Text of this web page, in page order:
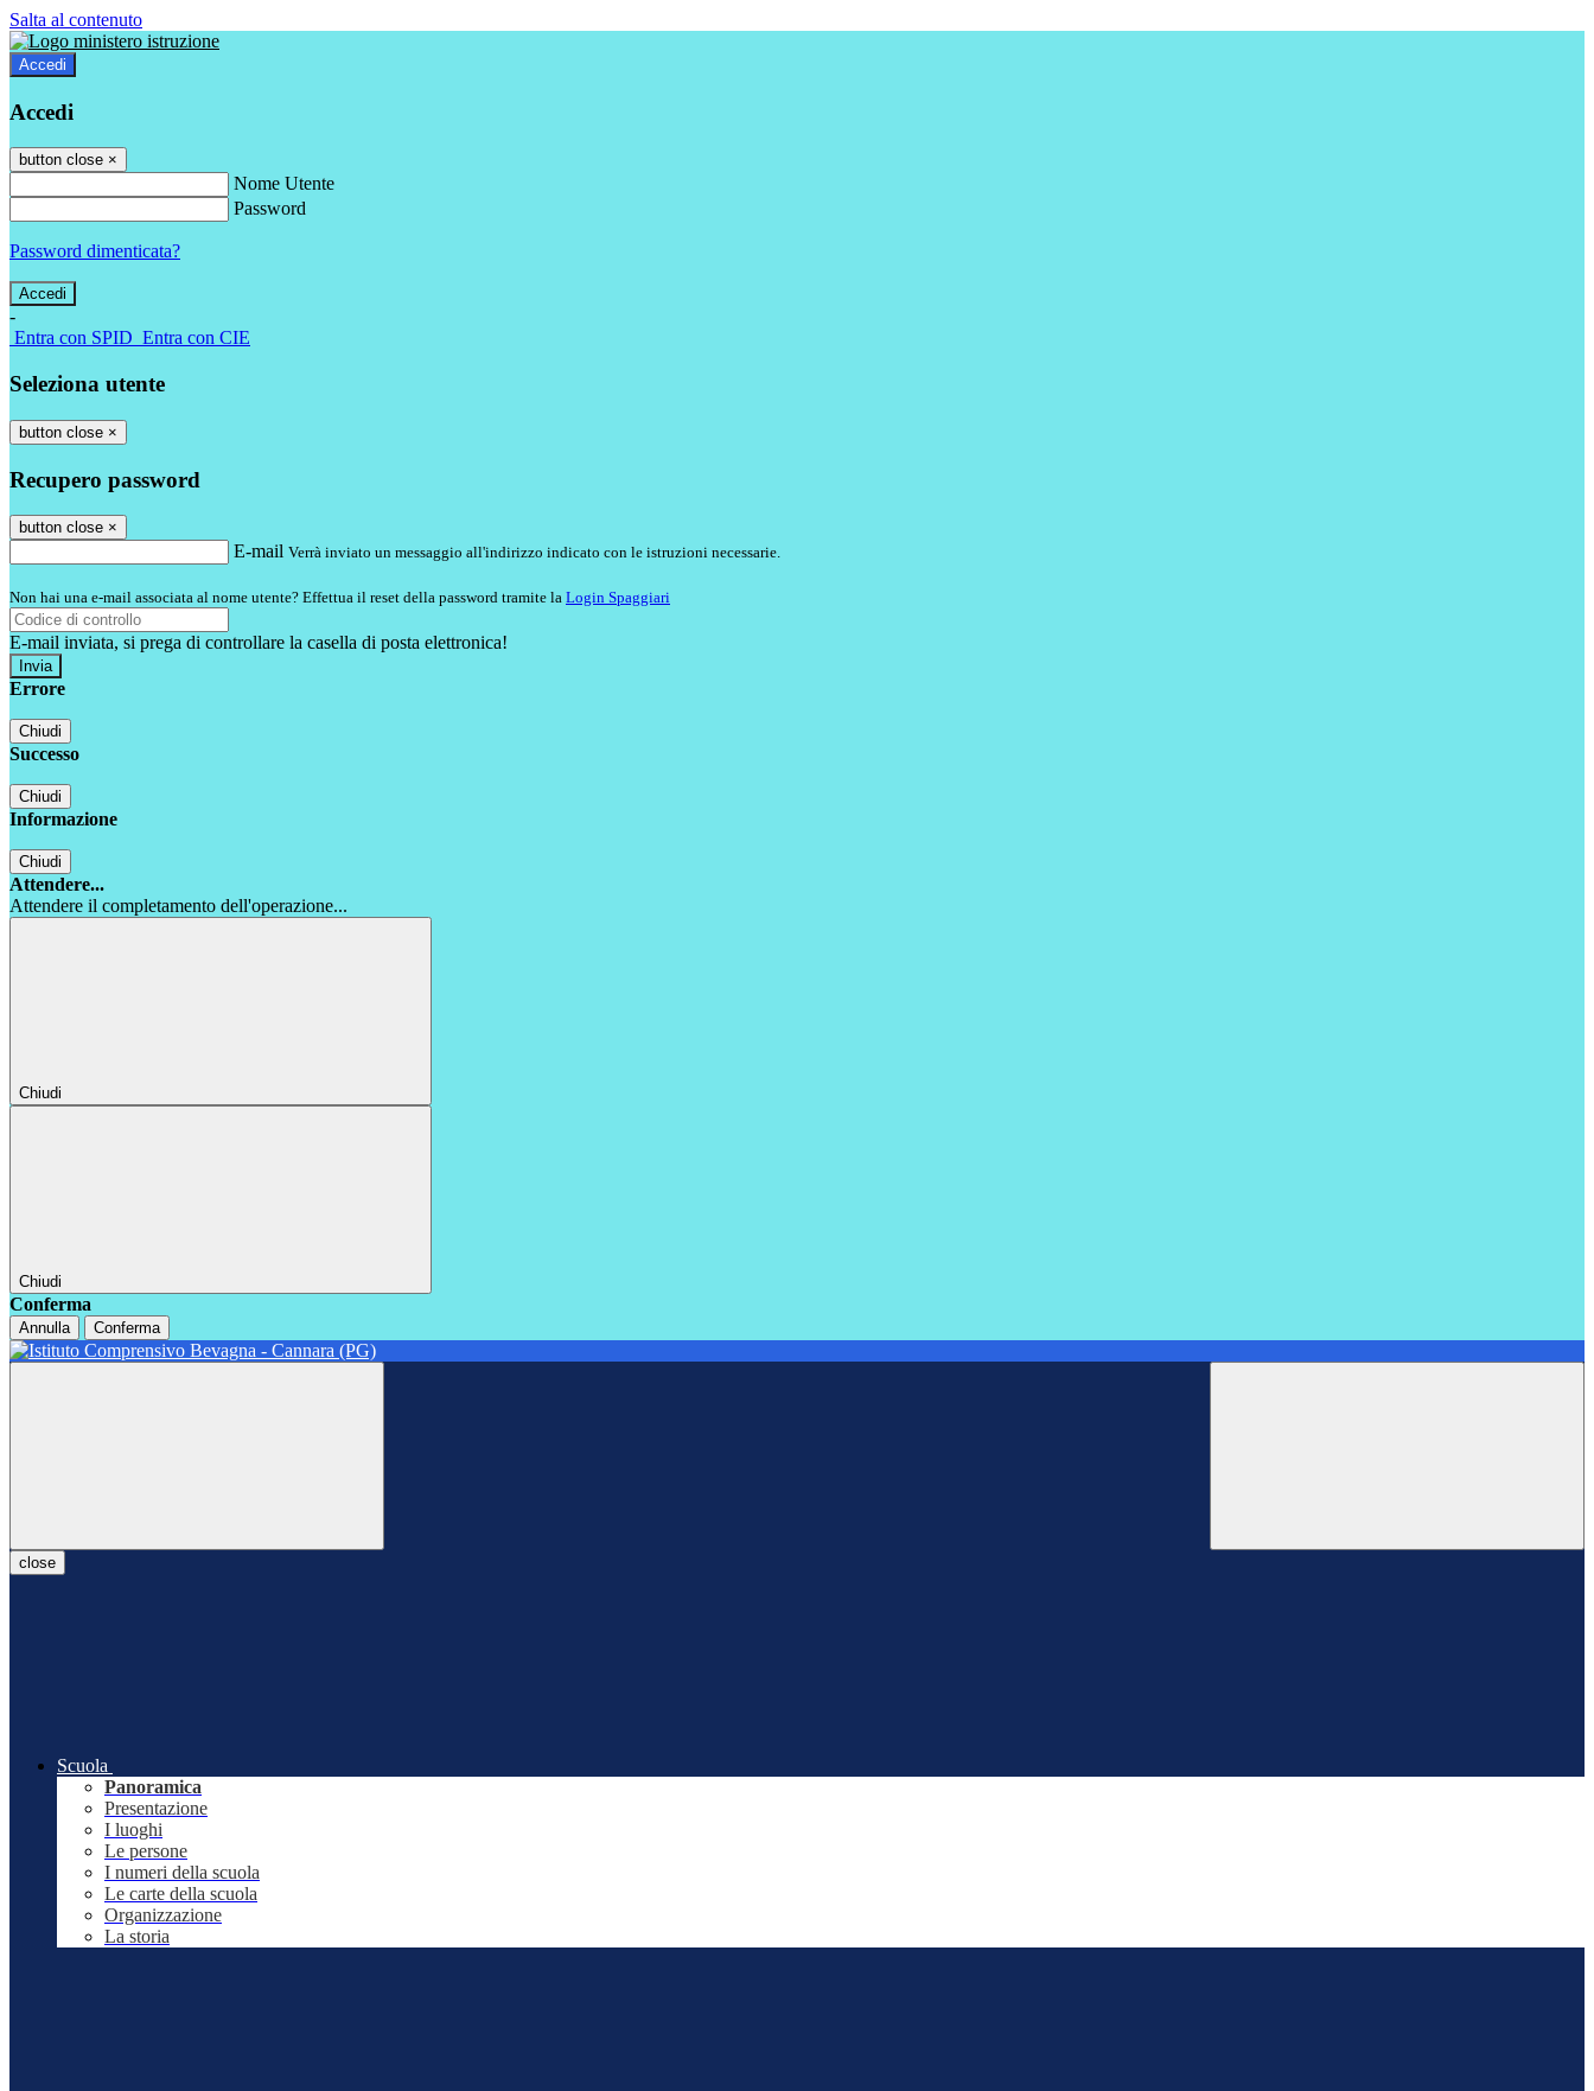
Salta al contenuto
Accedi
Accedi
button close ×
Nome Utente
Password
Password dimenticata?
-
Entra con SPID Entra con CIE
Seleziona utente
button close ×
Recupero password
button close ×
E-mail Verrà inviato un messaggio all'indirizzo indicato con le istruzioni necessarie.
Non hai una e-mail associata al nome utente? Effettua il reset della password tramite la Login Spaggiari
E-mail inviata, si prega di controllare la casella di posta elettronica!
Errore
Chiudi
Successo
Chiudi
Informazione
Chiudi
Attendere...
Attendere il completamento dell'operazione...
Chiudi
Chiudi
Conferma
Annulla Conferma
close
Scuola
Panoramica
Presentazione
I luoghi
Le persone
I numeri della scuola
Le carte della scuola
Organizzazione
La storia